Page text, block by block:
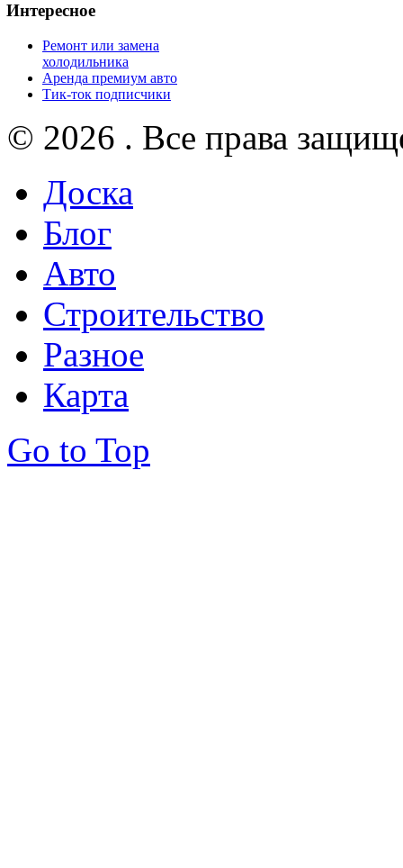
Интересное
Ремонт или замена
холодильника
Аренда премиум авто
Тик-ток подписчики
© 2026 . Все права
Доска
Блог
Авто
Строительство
Разное
Карта
Go to Top